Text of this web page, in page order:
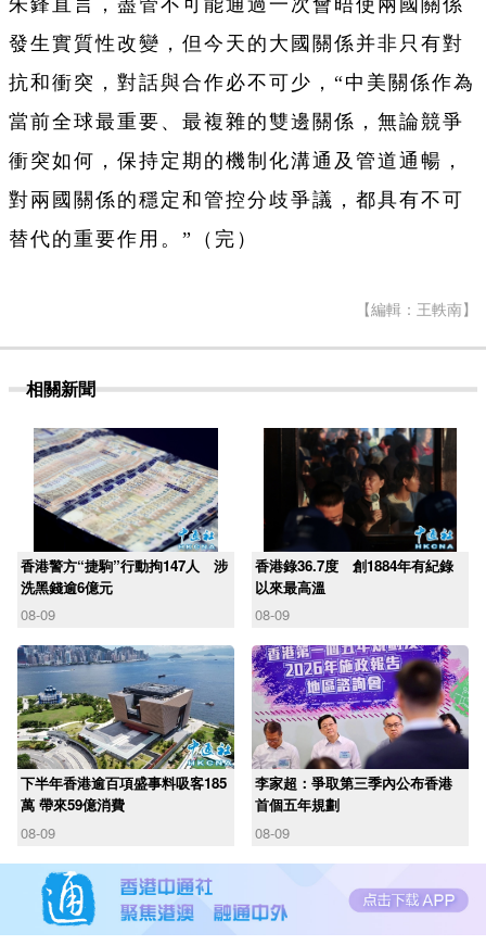
發生實質性改變，但今天的大國關係并非只有對
抗和衝突，對話與合作必不可少，“中美關係作為
當前全球最重要、最複雜的雙邊關係，無論競爭
衝突如何，保持定期的機制化溝通及管道通暢，
對兩國關係的穩定和管控分歧爭議，都具有不可
替代的重要作用。”（完）
【編輯：王軼南】
相關新聞
香港警方“捷駒”行動拘147人 涉
洗黑錢逾6億元
08-09
香港錄36.7度 創1884年有紀錄
以來最高溫
08-09
下半年香港逾百項盛事料吸客185
萬 帶來59億消費
08-09
李家超：爭取第三季內公布香港
首個五年規劃
08-09